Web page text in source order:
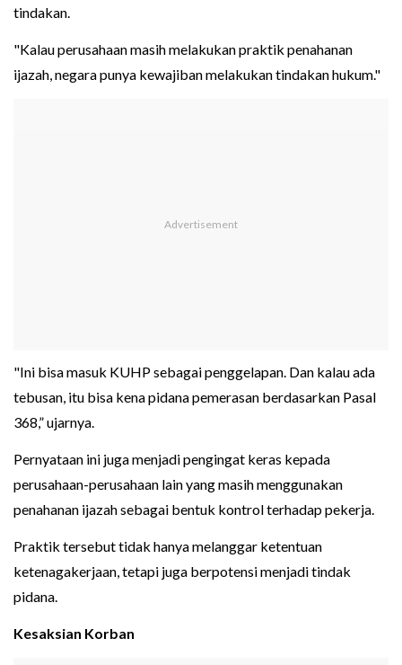
tindakan.
"Kalau perusahaan masih melakukan praktik penahanan
ijazah, negara punya kewajiban melakukan tindakan hukum."
"Ini bisa masuk KUHP sebagai penggelapan. Dan kalau ada
tebusan, itu bisa kena pidana pemerasan berdasarkan Pasal
368,” ujarnya.
Pernyataan ini juga menjadi pengingat keras kepada
perusahaan-perusahaan lain yang masih menggunakan
penahanan ijazah sebagai bentuk kontrol terhadap pekerja.
Praktik tersebut tidak hanya melanggar ketentuan
ketenagakerjaan, tetapi juga berpotensi menjadi tindak
pidana.
Kesaksian Korban